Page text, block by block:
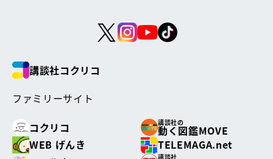
講談社コクリコ
ファミリーサイト
コクリコ
講談社の
動く図鑑MOVE
WEB げんき
TELEMAGA.net
講談社